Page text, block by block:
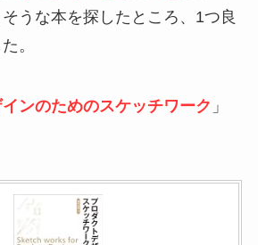
うな本を探したところ、1つ良
。
ンのためのスケッチワーク 」